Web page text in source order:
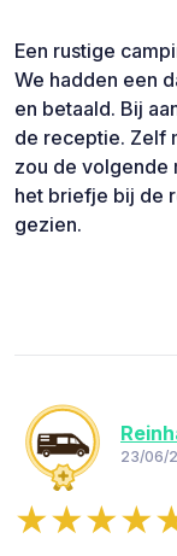
Een rustige
We hadden een
en betaald. Bij
de receptie. Zelf
zou de volgende
het briefje bij de
gezien.
23/06/